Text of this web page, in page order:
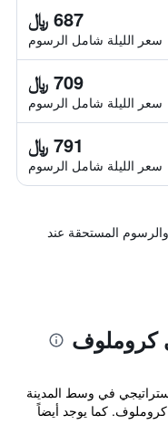
687 ﷼
سعر الليلة شامل الرسوم
709 ﷼
سعر الليلة شامل الرسوم
791 ﷼
سعر الليلة شامل الرسوم
المستحقة عند
كروملوف
في مكان إستراتيجي في وسط المدينة
كما يوجد أيضاً